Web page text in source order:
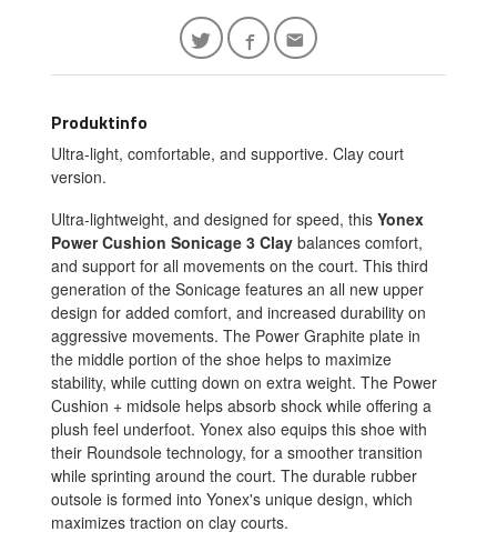
Produktinfo
Ultra-light, comfortable, and supportive. Clay court
version.
Ultra-lightweight, and designed for speed, this Yonex
Power Cushion Sonicage 3 Clay balances comfort,
and support for all movements on the court. This third
generation of the Sonicage features an all new upper
design for added comfort, and increased durability on
aggressive movements. The Power Graphite plate in
the middle portion of the shoe helps to maximize
stability, while cutting down on extra weight. The Power
Cushion + midsole helps absorb shock while offering a
plush feel underfoot. Yonex also equips this shoe with
their Roundsole technology, for a smoother transition
while sprinting around the court. The durable rubber
outsole is formed into Yonex's unique design, which
maximizes traction on clay courts.